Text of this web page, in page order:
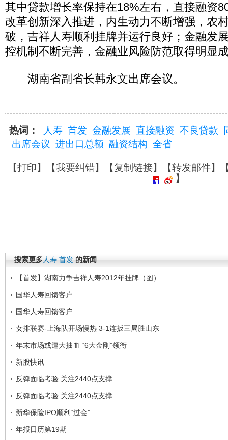
其中贷款增长率保持在18%左右，直接融资
改革创新深入推进，内生动力不断增强，农
破，吉祥人寿顺利挂牌并运行良好；金融发
控机制不断完善，金融业风险防范取得明显
湖南省副省长韩永文出席会议。
热词： 人寿 首发 金融发展 直接融资 不良贷款
出席会议 进出口总额 融资结构 全省
【打印】【我要纠错】【复制链接】【转发邮件】
】
搜索更多人寿 首发 的新闻
【首发】湖南力争吉祥人寿2012年挂牌（图）
国华人寿回馈客户
国华人寿回馈客户
女排联赛-上海队开场慢热 3-1连扳三局胜山东
年末市场或遭大抽血 “6大金刚”领衔
新股快讯
反弹面临考验 关注2440点支撑
反弹面临考验 关注2440点支撑
新华保险IPO顺利“过会”
年报日历第19期